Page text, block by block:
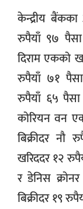
केन्द्रीय
रुपैयाँ ९७
दिराम एकको
रुपैयाँ ७१
रुपैयाँ ६५
कोरियन वन
बिक्रीदर नौ
खरिददर १२
र डेनिस
बिक्रीदर १९